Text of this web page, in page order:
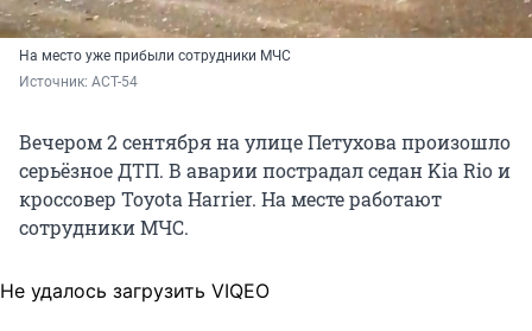
На место уже прибыли сотрудники МЧС
Источник: АСТ-54
Вечером 2 сентября на улице Петухова произошло
серьёзное ДТП. В аварии пострадал седан Kia Rio и
кроссовер Toyota Harrier. На месте работают
сотрудники МЧС.
Не удалось загрузить VIQEO